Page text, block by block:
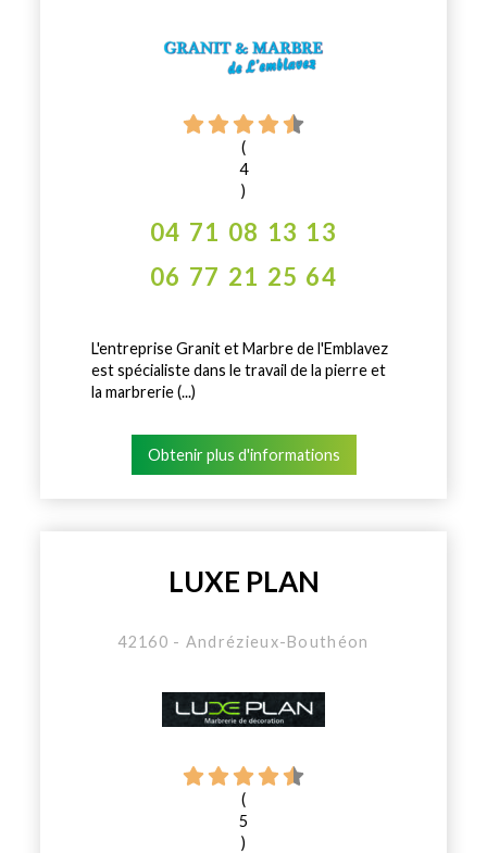
(
4
)
04 71 08 13 13
06 77 21 25 64
L'entreprise Granit et Marbre de l'Emblavez
est spécialiste dans le travail de la pierre et
la marbrerie (...)
Obtenir plus d'informations
LUXE PLAN
42160 - Andrézieux-Bouthéon
(
5
)